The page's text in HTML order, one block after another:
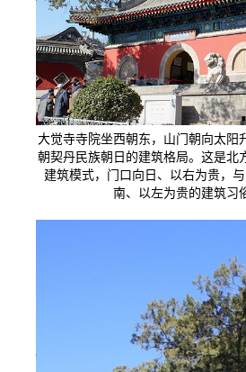
大觉寺寺院坐西朝东，山门朝向太阳
朝契丹民族朝日的建筑格局。这是北
建筑模式，门口向日、以右为贵，
南、以左为贵的建筑习